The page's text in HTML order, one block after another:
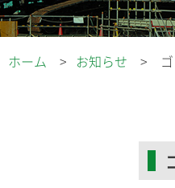
ホーム お知らせ